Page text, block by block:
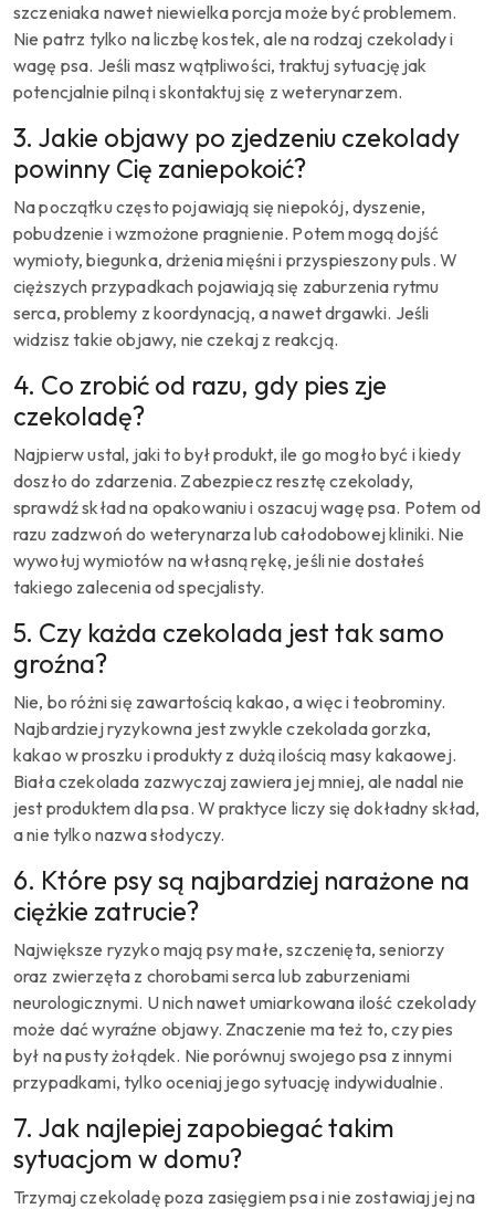
szczeniaka nawet niewielka porcja może być problemem.
Nie patrz tylko na liczbę kostek, ale na rodzaj czekolady i
wagę psa. Jeśli masz wątpliwości, traktuj sytuację jak
potencjalnie pilną i skontaktuj się z weterynarzem.
3. Jakie objawy po zjedzeniu czekolady
powinny Cię zaniepokoić?
Na początku często pojawiają się niepokój, dyszenie,
pobudzenie i wzmożone pragnienie. Potem mogą dojść
wymioty, biegunka, drżenia mięśni i przyspieszony puls. W
cięższych przypadkach pojawiają się zaburzenia rytmu
serca, problemy z koordynacją, a nawet drgawki. Jeśli
widzisz takie objawy, nie czekaj z reakcją.
4. Co zrobić od razu, gdy pies zje
czekoladę?
Najpierw ustal, jaki to był produkt, ile go mogło być i kiedy
doszło do zdarzenia. Zabezpiecz resztę czekolady,
sprawdź skład na opakowaniu i oszacuj wagę psa. Potem od
razu zadzwoń do weterynarza lub całodobowej kliniki. Nie
wywołuj wymiotów na własną rękę, jeśli nie dostałeś
takiego zalecenia od specjalisty.
5. Czy każda czekolada jest tak samo
groźna?
Nie, bo różni się zawartością kakao, a więc i teobrominy.
Najbardziej ryzykowna jest zwykle czekolada gorzka,
kakao w proszku i produkty z dużą ilością masy kakaowej.
Biała czekolada zazwyczaj zawiera jej mniej, ale nadal nie
jest produktem dla psa. W praktyce liczy się dokładny skład,
a nie tylko nazwa słodyczy.
6. Które psy są najbardziej narażone na
ciężkie zatrucie?
Największe ryzyko mają psy małe, szczenięta, seniorzy
oraz zwierzęta z chorobami serca lub zaburzeniami
neurologicznymi. U nich nawet umiarkowana ilość czekolady
może dać wyraźne objawy. Znaczenie ma też to, czy pies
był na pusty żołądek. Nie porównuj swojego psa z innymi
przypadkami, tylko oceniaj jego sytuację indywidualnie.
7. Jak najlepiej zapobiegać takim
sytuacjom w domu?
Trzymaj czekoladę poza zasięgiem psa i nie zostawiaj jej na